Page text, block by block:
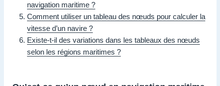
navigation maritime ?
Comment utiliser un tableau des nœuds pour calculer la
vitesse d’un navire ?
Existe-t-il des variations dans les tableaux des nœuds
selon les régions maritimes ?